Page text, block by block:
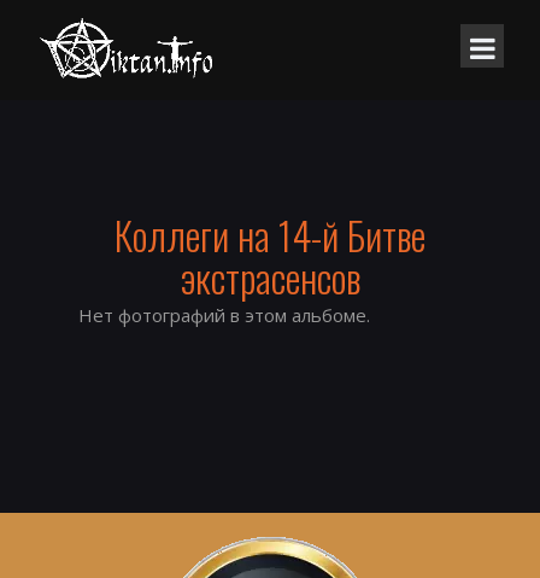
Коллеги на 14-й Битве
экстрасенсов
Нет фотографий в этом альбоме.